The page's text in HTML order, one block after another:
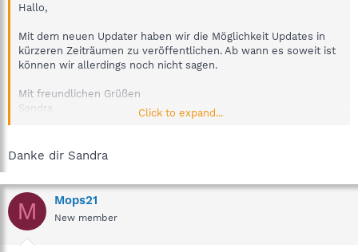
Hallo,
Mit dem neuen Updater haben wir die Möglichkeit Updates in
kürzeren Zeiträumen zu veröffentlichen. Ab wann es soweit ist
können wir allerdings noch nicht sagen.
Mit freundlichen Grüßen
Sandra
Click to expand...
Danke dir Sandra
M Mops21
New member